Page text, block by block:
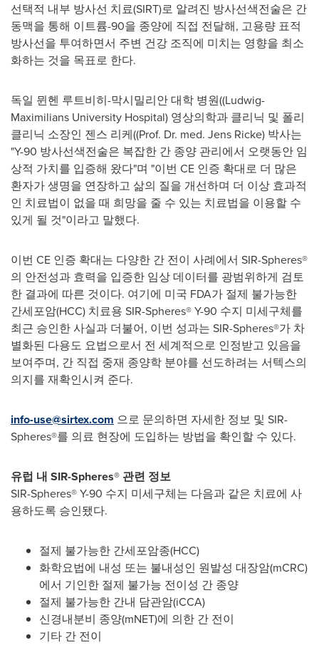
선택적 내부 방사선 치료(SIRT)로 알려진 방사선색전술은 간
동맥을 통해 이트륨-90을 종양에 직접 전달해, 고용량 표적
방사선을 투여하면서 주변 건강 조직에 미치는 영향을 최소
화하는 것을 목표로 한다.
독일 뮌헨 루트비히-막시밀리안 대학 병원((Ludwig-
Maximilians University Hospital) 영상의학과 클리닉 및 폴리
클리닉 소장인 젠스 리케((Prof. Dr. med. Jens Ricke) 박사는
"Y-90 방사선색전술은 복잡한 간 종양 관리에서 오랫동안 임
상적 가치를 입증해 왔다"며 "이번 CE 인증 확대로 더 많은
환자가 생명을 연장하고 삶의 질을 개선하며 더 이상 효과적
인 치료법이 없을 때 희망을 줄 수 있는 치료법을 이용할 수
있게 될 것"이라고 말했다.
이번 CE 인증 확대는 다양한 간 전이 사례에서 SIR-Spheres®
의 안전성과 효력을 입증한 임상 데이터를 광범위하게 검토
한 결과에 따른 것이다. 여기에 미국 FDA가 절제 불가능한
간세포암(HCC) 치료용 SIR-Spheres®Y-90 수지 미세구체를
최근 승인한 사실과 더불어, 이번 성과는 SIR-Spheres®가 차
별화된 다용도 요법으로서 전 세계적으로 인정받고 있음을
보여주며, 간 직접 중재 종양학 분야를 선도하려는 서텍스의
의지를 재확인시켜 준다.
info-use@sirtex.com 으로 문의하면 자세한 정보 및 SIR-
Spheres®를 의료 현장에 도입하는 방법을 확인할 수 있다.
유럽 내 SIR-Spheres® 관련 정보
SIR-Spheres®Y-90 수지 미세구체는 다음과 같은 치료에 사
용하도록 승인됐다.
절제 불가능한 간세포암종(HCC)
화학요법에 내성 또는 불내성인 원발성 대장암(mCRC)
에서 기인한 절제 불가능 전이성 간 종양
절제 불가능한 간내 담관암(iCCA)
신경내분비 종양(mNET)에 의한 간 전이
기타 간 전이